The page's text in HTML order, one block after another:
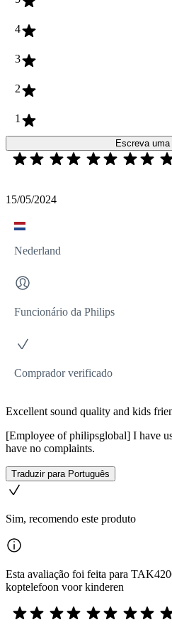
4
3
2
1
Escreva
15/05/2024
Nederland
Funcionário da Philips
Comprador verificado
Excellent sound quality and kids
[Employee of philipsglobal] I have
have no complaints.
Traduzir para Português
Sim, recomendo este produto
Esta avaliação foi feita para
koptelefoon voor kinderen